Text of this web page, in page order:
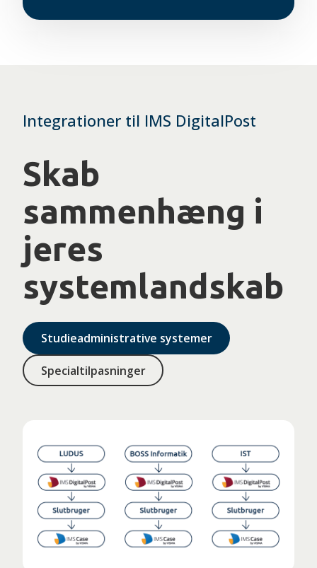
Integrationer til IMS DigitalPost
Skab
sammenhæng i
jeres
systemlandskab
Studieadministrative systemer
Specialtilpasninger